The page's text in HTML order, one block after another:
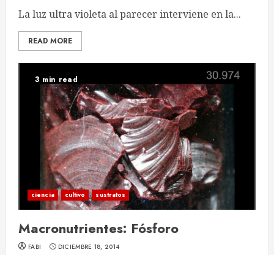
La luz ultra violeta al parecer interviene en la...
READ MORE
3 min read
ciencia cultivo sustratos
Macronutrientes: Fósforo
FABI DICIEMBRE 18, 2014